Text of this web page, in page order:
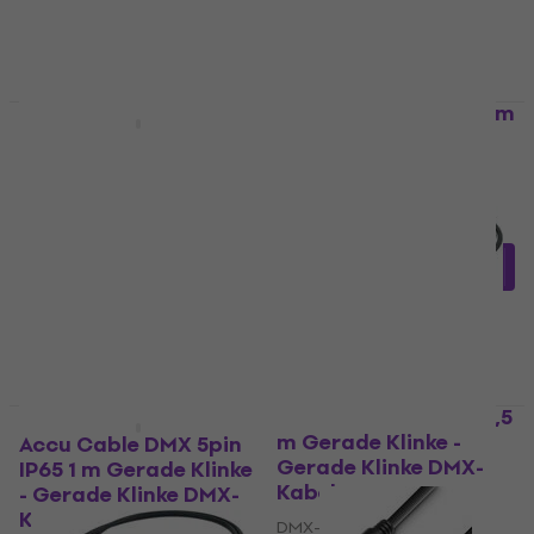
PROEL CVDMX1N03 3 m
Accu Cable DMX 5pin
IP65 1 m Gerade Klinke
- Gerade Klinke DMX-
Kabel
PROEL CVDMX1N015 1,5
m Gerade Klinke -
Gerade Klinke DMX-
Kabel
DMX-Kabel